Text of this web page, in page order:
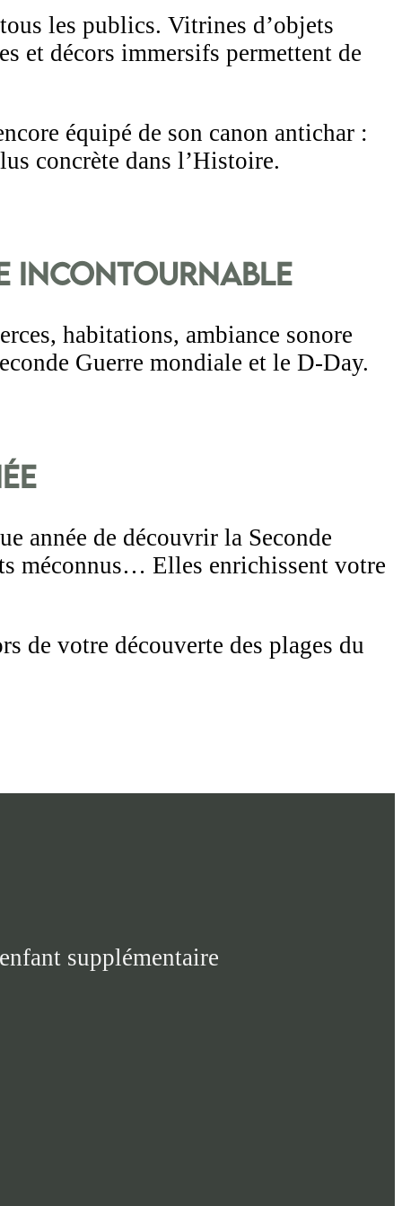
les publics. Vitrines d’objets
et décors immersifs permettent de
équipé de son canon antichar :
concrète dans l’Histoire.
incontournable
habitations, ambiance sonore
Guerre mondiale et le D-Day.
année de découvrir la Seconde
méconnus… Elles enrichissent votre
de votre découverte des plages du
supplémentaire